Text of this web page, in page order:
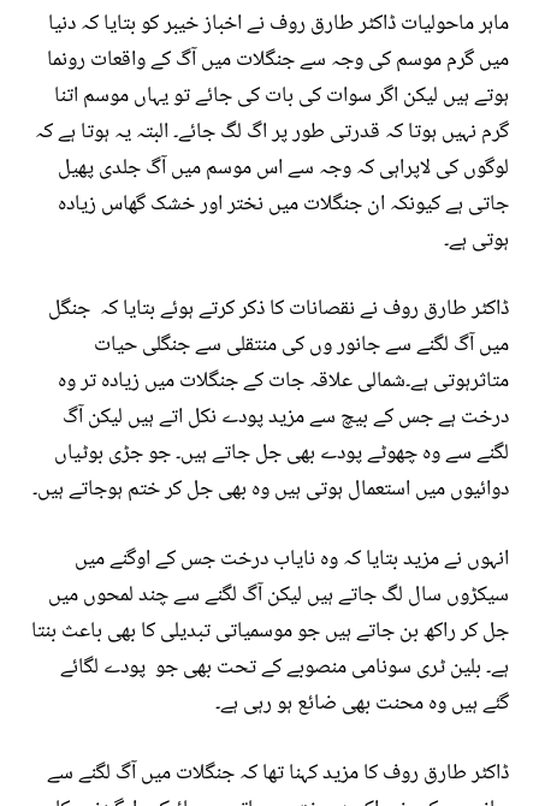
ماہر ماحولیات ڈاکٹر طارق روف نے اخباز خیبر کو بتایا کہ دنیا
میں گرم موسم کی وجہ سے جنگلات میں آگ کے واقعات رونما
ہوتے ہیں لیکن اگر سوات کی بات کی جائے تو یہاں موسم اتنا
گرم نہیں ہوتا کہ قدرتی طور پر اگ لگ جائے۔ البتہ یہ ہوتا ہے کہ
لوگوں کی لاپراہی کہ وجہ سے اس موسم میں آگ جلدی پھیل
جاتی ہے کیونکہ ان جنگلات میں نختر اور خشک گھاس زیادہ
ہوتی ہے۔
ڈاکٹر طارق روف نے نقصانات کا ذکر کرتے ہوئے بتایا کہ جنگل
میں آگ لگنے سے جانور وں کی منتقلی سے جنگلی حیات
متاثرہوتی ہے۔شمالی علاقہ جات کے جنگلات میں زیادہ تر وہ
درخت ہے جس کے بیچ سے مزید پودے نکل اتے ہیں لیکن آگ
لگنے سے وہ چھوٹے پودے بھی جل جاتے ہیں۔ جو جڑی بوٹیاں
دوائیوں میں استعمال ہوتی ہیں وہ بھی جل کر ختم ہوجاتے ہیں۔
انہوں نے مزید بتایا کہ وہ نایاب درخت جس کے اوگنے میں
سیکڑوں سال لگ جاتے ہیں لیکن آگ لگنے سے چند لمحوں میں
جل کر راکھ بن جاتے ہیں جو موسمیاتی تبدیلی کا بھی باعث بنتا
ہے۔ بلین ٹری سونامی منصوبے کے تحت بھی جو پودے لگائے
گئے ہیں وہ محنت بھی ضائع ہو رہی ہے۔
ڈاکٹر طارق روف کا مزید کہنا تھا کہ جنگلات میں آگ لگنے سے